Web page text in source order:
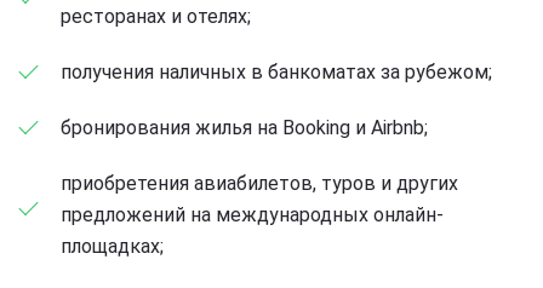
ресторанах и отелях;
получения наличных в банкоматах за рубежом;
бронирования жилья на Booking и Airbnb;
приобретения авиабилетов, туров и других
предложений на международных онлайн-
площадках;